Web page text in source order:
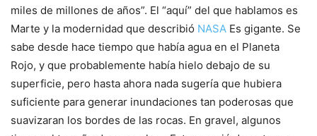
miles de millones de años”. El “aquí” del que hablamos es
Marte y la modernidad que describió NASA Es gigante. Se
sabe desde hace tiempo que había agua en el Planeta
Rojo, y que probablemente había hielo debajo de su
superficie, pero hasta ahora nada sugería que hubiera
suficiente para generar inundaciones tan poderosas que
suavizaran los bordes de las rocas. En gravel, algunos